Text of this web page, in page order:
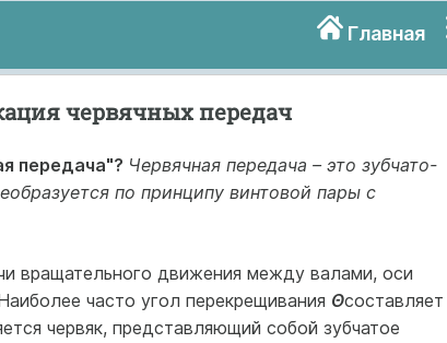
Главная
червячных передач
передача"? Червячная передача – это зубчато-
по принципу винтовой пары с
вращательного движения между валами, оси
часто угол перекрещивания Θсоставляет
червяк, представляющий собой зубчатое